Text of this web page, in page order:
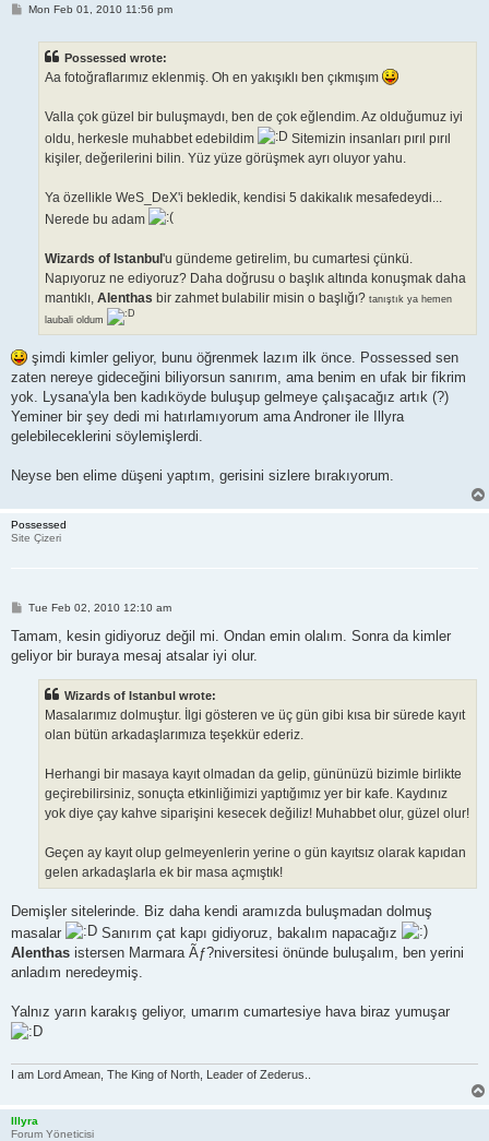
PMon Feb 01, 2010 11:56 pm
Possessed wrote:
Aa fotoğraflarımız eklenmiş. Oh en yakışıklı ben çıkmışım
Valla çok güzel bir buluşmaydı, ben de çok eğlendim. Az olduğumuz iyi
oldu, herkesle muhabbet edebildim
Sitemizin insanları pırıl pırıl
kişiler, değerilerini bilin. Yüz yüze görüşmek ayrı oluyor yahu.
Ya özellikle WeS_DeX'i bekledik, kendisi 5 dakikalık mesafedeydi...
Nerede bu adam
Wizards of Istanbul 'u gündeme getirelim, bu cumartesi çünkü.
Napıyoruz ne ediyoruz? Daha doğrusu o başlık altında konuşmak daha
mantıklı, Alenthas bir zahmet bulabilir misin o başlığı? tanıştık ya hemen
laubali oldum
şimdi kimler geliyor, bunu öğrenmek lazım ilk önce. Possessed sen
zaten nereye gideceğini biliyorsun sanırım, ama benim en ufak bir fikrim
yok. Lysana'yla ben kadıköyde buluşup gelmeye çalışacağız artık (?)
Yeminer bir şey dedi mi hatırlamıyorum ama Androner ile Illyra
gelebileceklerini söylemişlerdi.
Neyse ben elime düşeni yaptım, gerisini sizlere bırakıyorum.
Possessed
Site Çizeri
P
s
Tue Feb 02, 2010 12:10 am
Tamam, kesin gidiyoruz değil mi. Ondan emin olalım. Sonra da kimler
geliyor bir buraya mesaj atsalar iyi olur.
Wizards of Istanbul wrote:
Masalarımız dolmuştur. İlgi gösteren ve üç gün gibi kısa bir sürede kayıt
olan bütün arkadaşlarımıza teşekkür ederiz.
Herhangi bir masaya kayıt olmadan da gelip, gününüzü bizimle birlikte
geçirebilirsiniz, sonuçta etkinliğimizi yaptığımız yer bir kafe. Kaydınız
yok diye çay kahve siparişini kesecek değiliz! Muhabbet olur, güzel olur!
Geçen ay kayıt olup gelmeyenlerin yerine o gün kayıtsız olarak kapıdan
gelen arkadaşlarla ek bir masa açmıştık!
Demişler sitelerinde. Biz daha kendi aramızda buluşmadan dolmuş
masalar
Sanırım çat kapı gidiyoruz, bakalım napacağız
Alenthas istersen Marmara Ãƒ?niversitesi önünde buluşalım, ben yerini
anladım neredeymiş.
Yalnız yarın karakış geliyor, umarım cumartesiye hava biraz yumuşar
I am Lord Amean, The King of North, Leader of Zederus..
Illyra
Forum Yöneticisi